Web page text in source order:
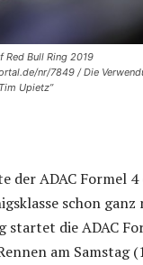
Red Bull Ring 2019
nr/7849 / Die
Upietz”
der ADAC Formel
schon ganz
die ADAC
am Samstag